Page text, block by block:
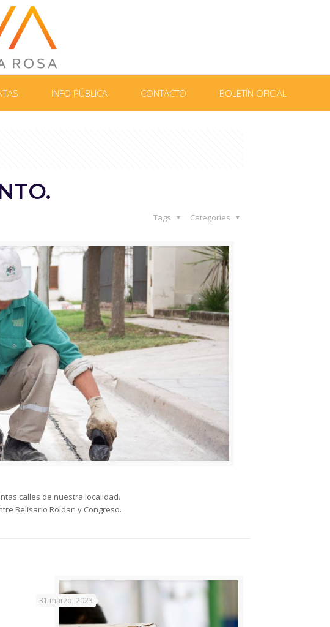
INFO PÚBLICA CONTACTO BOLETÍN OFICIAL
Categories
Tags
calles de nuestra localidad.
Belisario Roldan y Congreso.
31 marzo, 2023